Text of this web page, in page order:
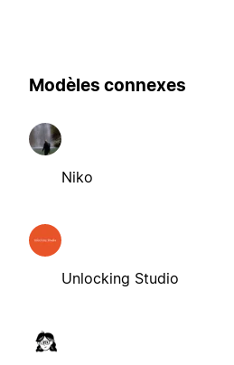
Modèles connexes
Niko
Unlocking Studio